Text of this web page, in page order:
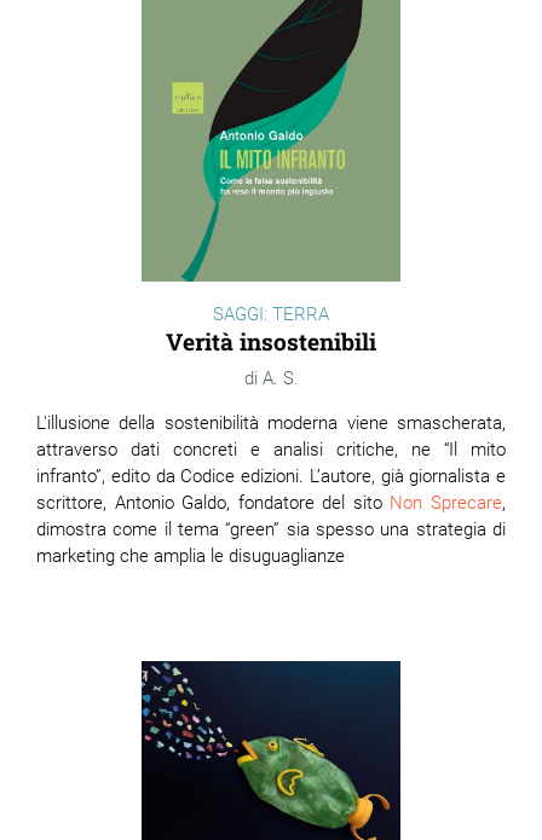
SAGGI: TERRA
Verità insostenibili
A. S.
L'illusione della sostenibilità moderna viene smascherata,
attraverso dati concreti e analisi critiche, ne “Il mito
infranto”, edito da Codice edizioni. L’autore, già giornalista e
scrittore, Antonio Galdo, fondatore del sito Non Sprecare,
dimostra come il tema “green” sia spesso una strategia di
marketing che amplia le disuguaglianze